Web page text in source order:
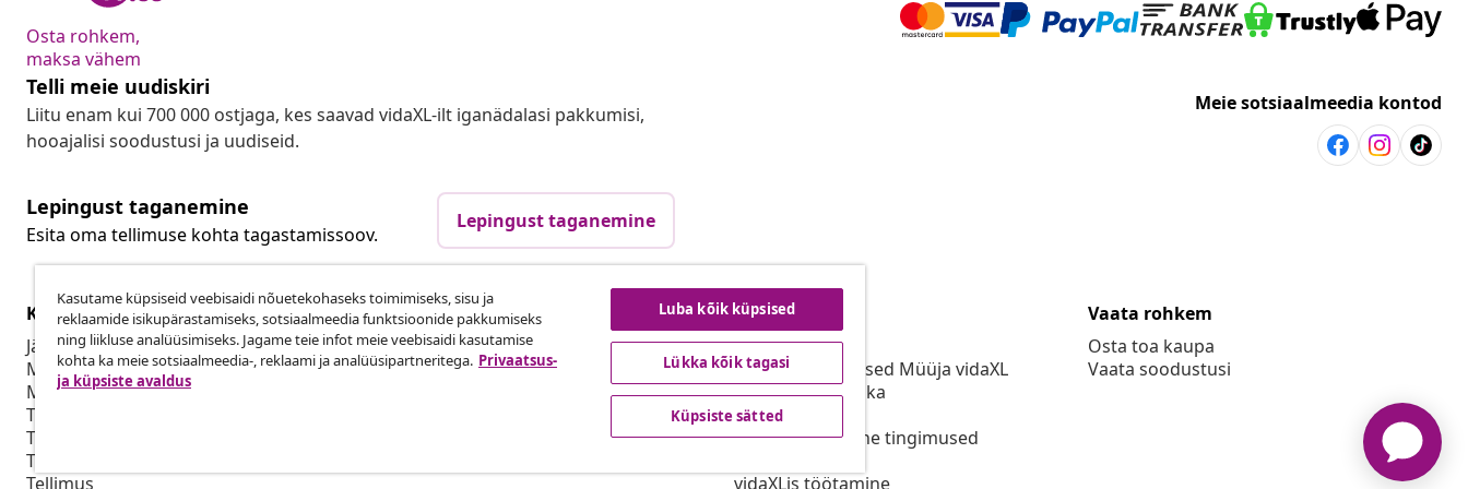
Osta rohkem,
maksa vähem
Telli meie uudiskiri
Liitu enam kui 700 000 ostjaga, kes saavad vidaXL-ilt iganädalasi pakkumisi,
hooajalisi soodustusi ja uudiseid.
Meie sotsiaalmeedia kontod
Lepingust taganemine
Esita oma tellimuse kohta tagastamissoov.
Lepingust taganemine
Klienditeenindus
Jälgi oma tellimust
Mi konto
Makse
Tarne
Tagastamine
Tooteteave
Tellimus
Ettevõte
Partnerprogramm
Tootmine vidaXLi jaoks
vidaXL
vidaXList
Kasutustingimused Müüja vidaXL
Privaatsuspoliitika
Küpsiste teave
Prioriteetse tarne tingimused
vidaXLis töötamine
Vaata rohkem
Osta toa kaupa
Vaata soodustusi
Kasutame küpsiseid veebisaidi nõuetekohaseks toimimiseks, sisu ja
reklaamide isikupärastamiseks, sotsiaalmeedia funktsioonide pakkumiseks
ning liikluse analüüsimiseks. Jagame teie infot meie veebisaidi kasutamise
kohta ka meie sotsiaalmeedia-, reklaami ja analüüsipartneritega. Privaatsus-
ja küpsiste avaldus
Luba kõik küpsised
Lükka kõik tagasi
Küpsiste sätted